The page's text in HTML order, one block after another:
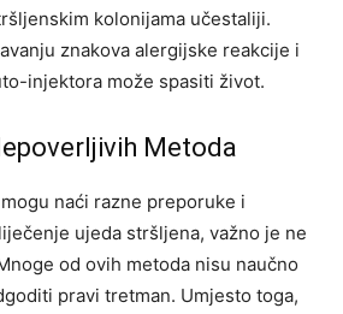
kolonijama učestaliji.
znakova alergijske reakcije i
injektora može spasiti život.
Metoda
naći razne preporuke i
ujeda stršljena, važno je ne
od ovih metoda nisu naučno
pravi tretman. Umjesto toga,